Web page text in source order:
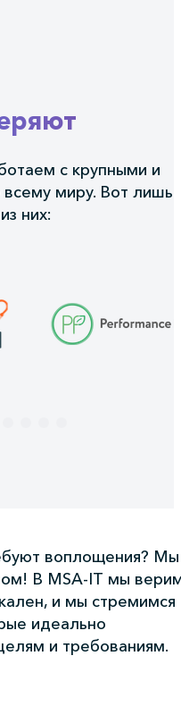
с крупными и
миру. Вот лишь
них:
воплощения? Мы
В MSA-IT мы
и мы стремимся
идеально
и требованиям.